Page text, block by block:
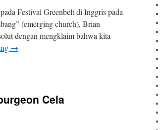
Festival Greenbelt di Inggris pada
(emerging church), Brian
dengan mengklaim bahwa kita
→
Cela